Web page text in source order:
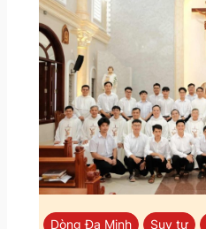
Dòng Đa Minh Suy tư